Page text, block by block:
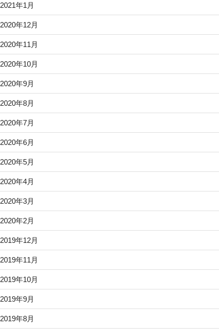
2021年1月
2020年12月
2020年11月
2020年10月
2020年9月
2020年8月
2020年7月
2020年6月
2020年5月
2020年4月
2020年3月
2020年2月
2019年12月
2019年11月
2019年10月
2019年9月
2019年8月